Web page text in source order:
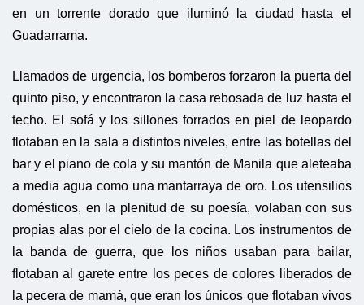
en un torrente dorado que iluminó la ciudad hasta el
Guadarrama.
Llamados de urgencia, los bomberos forzaron la puerta del
quinto piso, y encontraron la casa rebosada de luz hasta el
techo. El sofá y los sillones forrados en piel de leopardo
flotaban en la sala a distintos niveles, entre las botellas del
bar y el piano de cola y su mantón de Manila que aleteaba
a media agua como una mantarraya de oro. Los utensilios
domésticos, en la plenitud de su poesía, volaban con sus
propias alas por el cielo de la cocina. Los instrumentos de
la banda de guerra, que los niños usaban para bailar,
flotaban al garete entre los peces de colores liberados de
la pecera de mamá, que eran los únicos que flotaban vivos